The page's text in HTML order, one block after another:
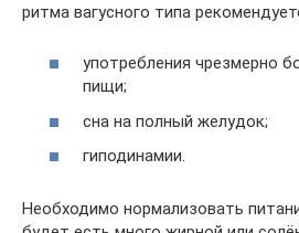
ритма вагусного типа
употребления чрезмерно
пищи;
сна на полный желудок;
гиподинамии.
Необходимо нормализовать